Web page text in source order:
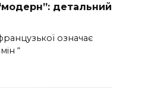
детальний
означає
“